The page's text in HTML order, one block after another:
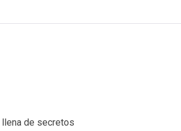
llena de secretos